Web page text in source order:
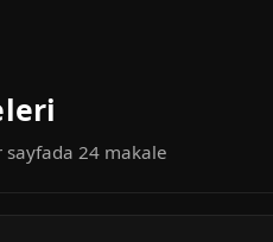
sayfada 24 makale